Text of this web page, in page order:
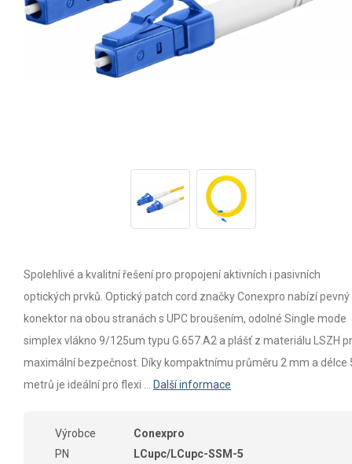
Spolehlivé a kvalitní řešení pro propojení aktivních i pasivních
optických prvků. Optický patch cord značky Conexpro nabízí pevný
konektor na obou stranách s UPC broušením, odolné Single mode
simplex vlákno 9/125um typu G.657.A2 a plášť z materiálu LSZH
maximální bezpečnost. Díky kompaktnímu průměru 2 mm a délce
metrů je ideální pro flexi ...
Další informace
Výrobce
Conexpro
PN
LCupc/LCupc-SSM-5